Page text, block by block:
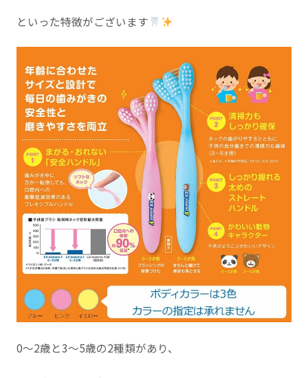
といった特徴がございます
0〜2歳と3〜5歳の2種類があり、